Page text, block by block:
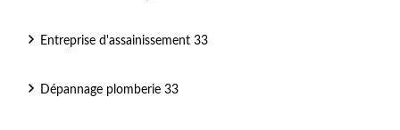
Entreprise d'assainissement 33
Dépannage plomberie 33